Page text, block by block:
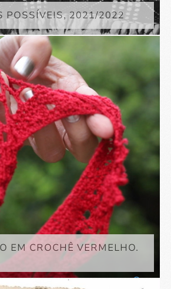
POSSÍVEIS, 2021/2022
EM CROCHÊ VERMELHO.